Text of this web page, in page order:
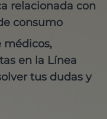
relacionada con
consumo
médicos,
en la Línea
tus dudas y